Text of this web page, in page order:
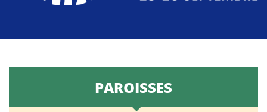
PAROISSES